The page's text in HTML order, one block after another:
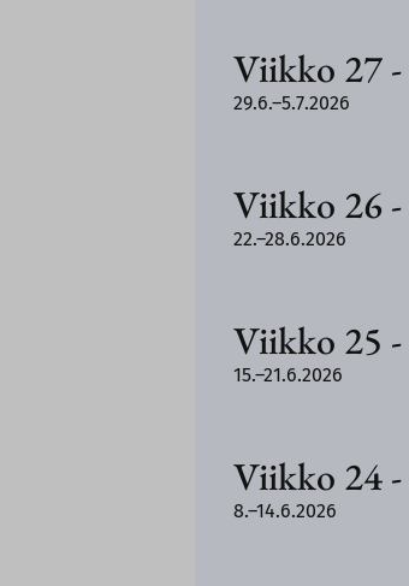
Viikko 27-
29.6.–5.7.2026
Viikko 26-
22.–28.6.2026
Viikko 25 -
15.–21.6.2026
Viikko 24-
8.–14.6.2026